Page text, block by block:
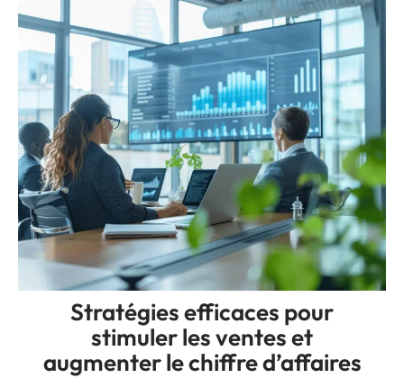
Stratégies efficaces pour
stimuler les ventes et
augmenter le chiffre d’affaires